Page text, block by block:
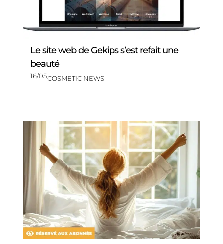
Le site web de Gekips s’est refait une
beauté
16/05COSMETIC NEWS